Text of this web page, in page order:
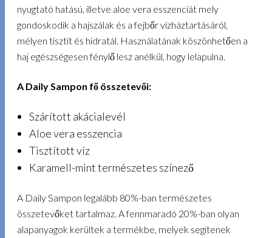
nyugtató hatású, illetve aloe vera esszenciát mely
gondoskodik a hajszálak és a fejbőr vízháztartásáról,
mélyen tisztít és hidratál. Használatának köszönhetően a
haj egészségesen fénylő lesz anélkül, hogy lelapulna.
A Daily Sampon fő összetevői:
Szárított akácialevél
Aloe vera esszencia
Tisztított víz
Karamell-mint természetes színező
A Daily Sampon legalább 80%-ban természetes
összetevőket tartalmaz. A fennmaradó 20%-ban olyan
alapanyagok kerültek a termékbe, melyek segítenek